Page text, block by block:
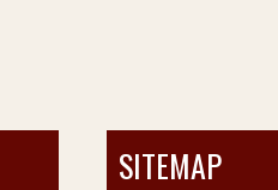
SITEMAP